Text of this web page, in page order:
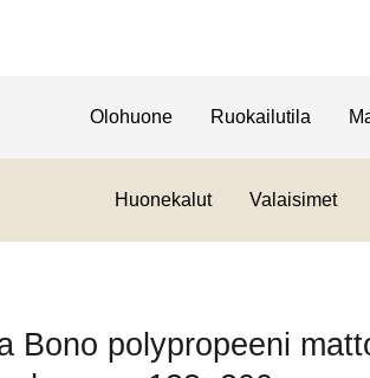
Olohuone Ruokailutila
Huonekalut Valaisimet
Bono polypropeeni